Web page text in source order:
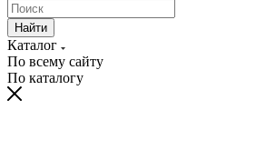
Найти
Каталог
По всему сайту
По каталогу